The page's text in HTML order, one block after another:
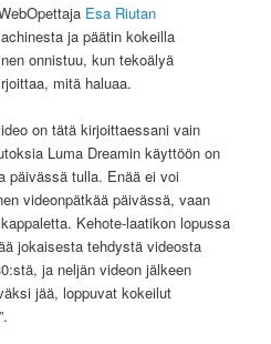
Esa Riutan
ja päätin kokeilla
onnistuu, kun tekoälyä
mitä haluaa.
on tätä kirjoittaessani vain
Luma Dreamin käyttöön on
päivässä tulla. Enää ei voi
videonpätkää päivässä, vaan
Kehote-laatikon lopussa
jokaisesta tehdystä videosta
ja neljän videon jälkeen
jää, loppuvat kokeilut